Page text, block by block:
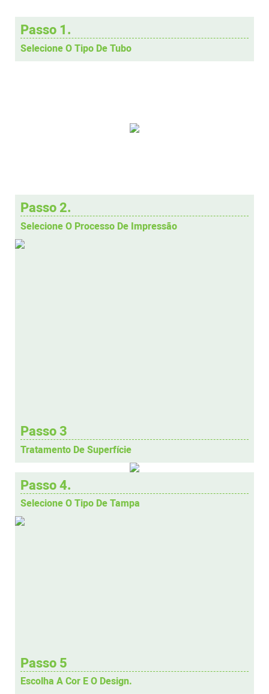
Passo 1.
Selecione O Tipo De Tubo
Passo 2.
Selecione O Processo De Impressão
Passo 3
Tratamento De Superfície
Passo 4.
Selecione O Tipo De Tampa
Passo 5
Escolha A Cor E O Design.